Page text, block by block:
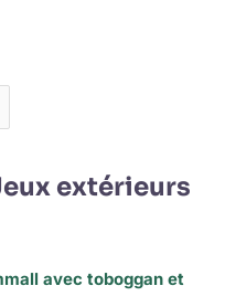
extérieurs
avec toboggan et